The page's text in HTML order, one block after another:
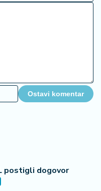
Ostavi komentar
postigli dogovor